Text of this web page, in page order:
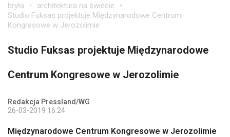
bryła
architektura na świecie
Studio Fuksas projektuje Międzynarodowe Centrum
Kongresowe w Jerozolimie
Studio Fuksas projektuje Międzynarodowe
Centrum Kongresowe w Jerozolimie
Redakcja Pressland/WG
26-03-2019 16:24
Międzynarodowe Centrum Kongresowe w Jerozolimie